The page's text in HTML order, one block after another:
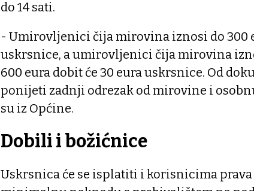
do 14 sati.
- Umirovljenici čija mirovina iznosi do 300
uskrsnice, a umirovljenici čija mirovina
600 eura dobit će 30 eura uskrsnice. Od
ponijeti zadnji odrezak od mirovine i
su iz Općine.
Dobili i božićnice
Uskrsnica će se isplatiti i korisnicima prava